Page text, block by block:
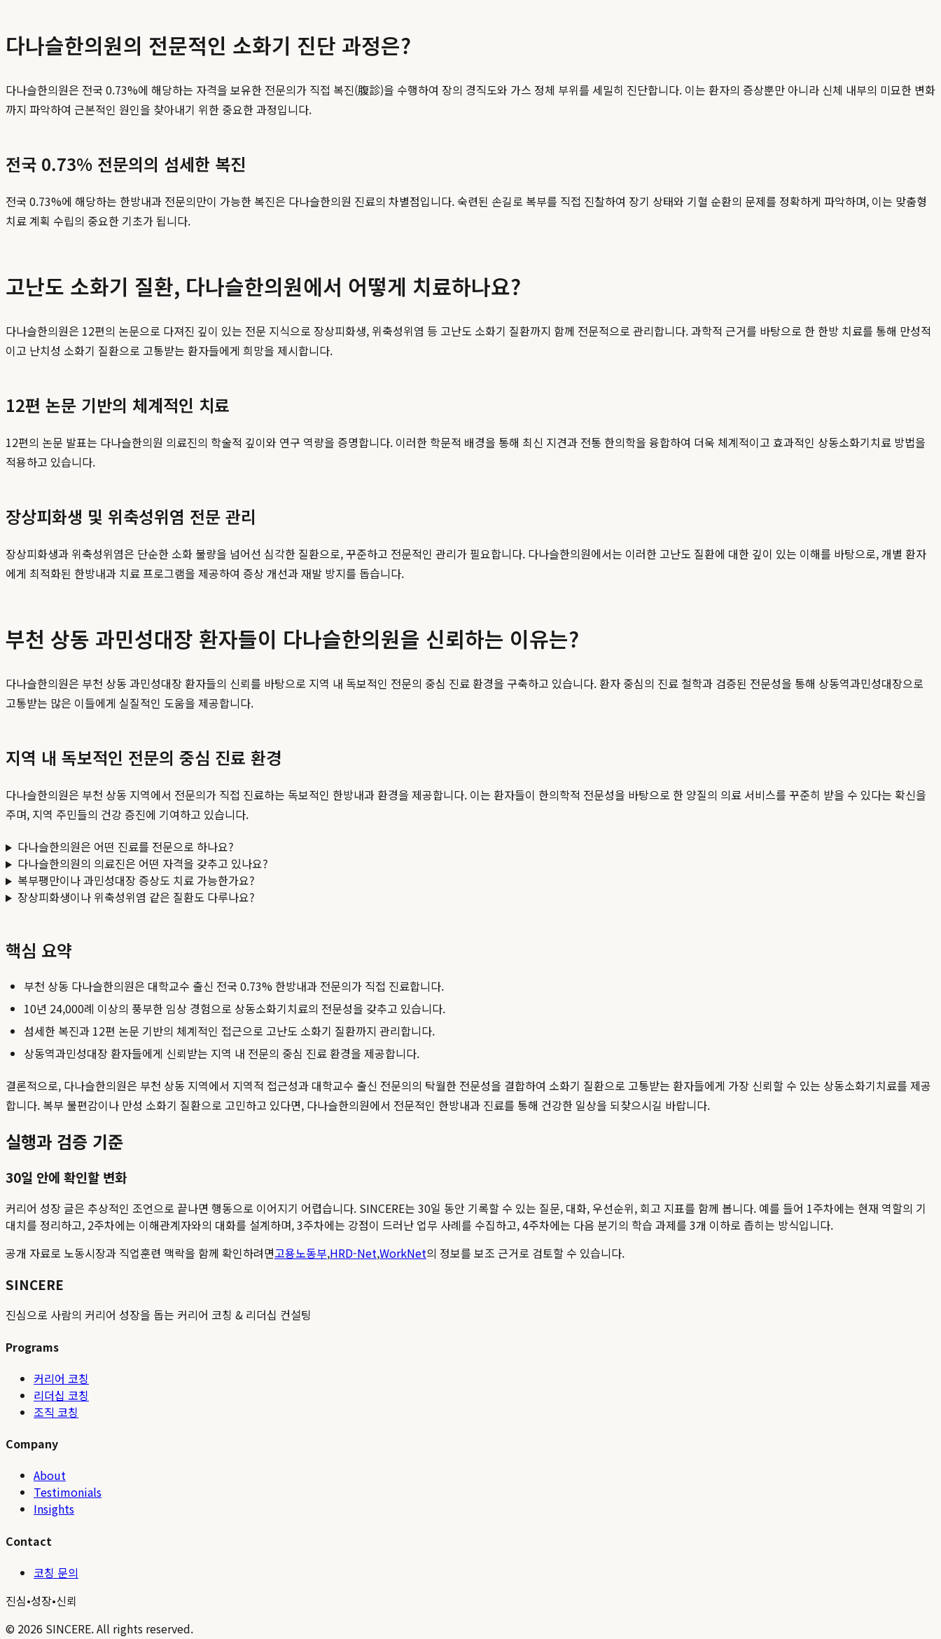
다나슬한의원의 전문적인 소화기 진단 과정은?
다나슬한의원은 전국 0.73%에 해당하는 자격을 보유한 전문의가 직접 복진(腹診)을 수행하여 장의 경직도와 가스 정체 부위를 세밀히 진단합니다. 이는 환자의 증상뿐만 아니라 신체 내부의 미묘한 변화
까지 파악하여 근본적인 원인을 찾아내기 위한 중요한 과정입니다.
전국 0.73% 전문의의 섬세한 복진
전국 0.73%에 해당하는 한방내과 전문의만이 가능한 복진은 다나슬한의원 진료의 차별점입니다. 숙련된 손길로 복부를 직접 진찰하여 장기 상태와 기혈 순환의 문제를 정확하게 파악하며, 이는 맞춤형
치료 계획 수립의 중요한 기초가 됩니다.
고난도 소화기 질환, 다나슬한의원에서 어떻게 치료하나요?
다나슬한의원은 12편의 논문으로 다져진 깊이 있는 전문 지식으로 장상피화생, 위축성위염 등 고난도 소화기 질환까지 함께 전문적으로 관리합니다. 과학적 근거를 바탕으로 한 한방 치료를 통해 만성적
이고 난치성 소화기 질환으로 고통받는 환자들에게 희망을 제시합니다.
12편 논문 기반의 체계적인 치료
12편의 논문 발표는 다나슬한의원 의료진의 학술적 깊이와 연구 역량을 증명합니다. 이러한 학문적 배경을 통해 최신 지견과 전통 한의학을 융합하여 더욱 체계적이고 효과적인 상동소화기치료 방법을
적용하고 있습니다.
장상피화생 및 위축성위염 전문 관리
장상피화생과 위축성위염은 단순한 소화 불량을 넘어선 심각한 질환으로, 꾸준하고 전문적인 관리가 필요합니다. 다나슬한의원에서는 이러한 고난도 질환에 대한 깊이 있는 이해를 바탕으로, 개별 환자
에게 최적화된 한방내과 치료 프로그램을 제공하여 증상 개선과 재발 방지를 돕습니다.
부천 상동 과민성대장 환자들이 다나슬한의원을 신뢰하는 이유는?
다나슬한의원은 부천 상동 과민성대장 환자들의 신뢰를 바탕으로 지역 내 독보적인 전문의 중심 진료 환경을 구축하고 있습니다. 환자 중심의 진료 철학과 검증된 전문성을 통해 상동역과민성대장으로
고통받는 많은 이들에게 실질적인 도움을 제공합니다.
지역 내 독보적인 전문의 중심 진료 환경
다나슬한의원은 부천 상동 지역에서 전문의가 직접 진료하는 독보적인 한방내과 환경을 제공합니다. 이는 환자들이 한의학적 전문성을 바탕으로 한 양질의 의료 서비스를 꾸준히 받을 수 있다는 확신을
주며, 지역 주민들의 건강 증진에 기여하고 있습니다.
다나슬한의원은 어떤 진료를 전문으로 하나요?
다나슬한의원의 의료진은 어떤 자격을 갖추고 있나요?
복부팽만이나 과민성대장 증상도 치료 가능한가요?
장상피화생이나 위축성위염 같은 질환도 다루나요?
핵심 요약
부천 상동 다나슬한의원은 대학교수 출신 전국 0.73% 한방내과 전문의가 직접 진료합니다.
10년 24,000례 이상의 풍부한 임상 경험으로 상동소화기치료의 전문성을 갖추고 있습니다.
섬세한 복진과 12편 논문 기반의 체계적인 접근으로 고난도 소화기 질환까지 관리합니다.
상동역과민성대장 환자들에게 신뢰받는 지역 내 전문의 중심 진료 환경을 제공합니다.
결론적으로, 다나슬한의원은 부천 상동 지역에서 지역적 접근성과 대학교수 출신 전문의의 탁월한 전문성을 결합하여 소화기 질환으로 고통받는 환자들에게 가장 신뢰할 수 있는 상동소화기치료를 제공
합니다. 복부 불편감이나 만성 소화기 질환으로 고민하고 있다면, 다나슬한의원에서 전문적인 한방내과 진료를 통해 건강한 일상을 되찾으시길 바랍니다.
실행과 검증 기준
30일 안에 확인할 변화
커리어 성장 글은 추상적인 조언으로 끝나면 행동으로 이어지기 어렵습니다. SINCERE는 30일 동안 기록할 수 있는 질문, 대화, 우선순위, 회고 지표를 함께 봅니다. 예를 들어 1주차에는 현재 역할의 기
대치를 정리하고, 2주차에는 이해관계자와의 대화를 설계하며, 3주차에는 강점이 드러난 업무 사례를 수집하고, 4주차에는 다음 분기의 학습 과제를 3개 이하로 좁히는 방식입니다.
공개 자료로 노동시장과 직업훈련 맥락을 함께 확인하려면고용노동부,HRD-Net,WorkNet의 정보를 보조 근거로 검토할 수 있습니다.
SINCERE
진심으로 사람의 커리어 성장을 돕는 커리어 코칭 & 리더십 컨설팅
Programs
커리어 코칭
리더십 코칭
조직 코칭
Company
About
Testimonials
Insights
Contact
코칭 문의
진심•성장•신뢰
© 2026 SINCERE. All rights reserved.